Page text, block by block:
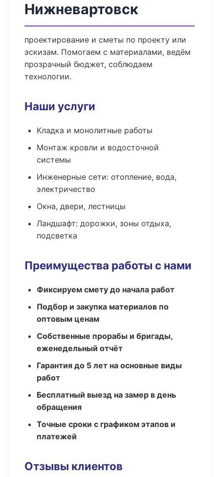
Нижневартовск
проектирование и сметы по проекту или
эскизам. Помогаем с материалами, ведём
прозрачный бюджет, соблюдаем
технологии.
Наши услуги
Кладка и монолитные работы
Монтаж кровли и водосточной
системы
Инженерные сети: отопление, вода,
электричество
Окна, двери, лестницы
Ландшафт: дорожки, зоны отдыха,
подсветка
Преимущества работы с нами
Фиксируем смету до начала работ
Подбор и закупка материалов по
оптовым ценам
Собственные прорабы и бригады,
еженедельный отчёт
Гарантия до 5 лет на основные виды
работ
Бесплатный выезд на замер в день
обращения
Точные сроки с графиком этапов и
платежей
Отзывы клиентов